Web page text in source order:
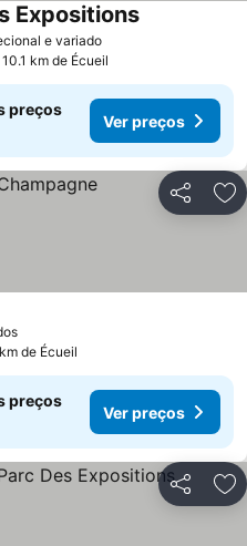
e variadoVer preços
ExpositionsVer preços
km de Écueil
preços
Ver preços
Partilhar
Ver preços
de Écueil
preços
Ver preços
Partilhar